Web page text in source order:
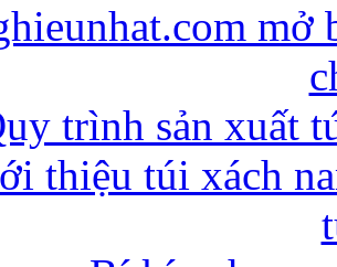
mở
trình sản xuất
thiệu túi xách